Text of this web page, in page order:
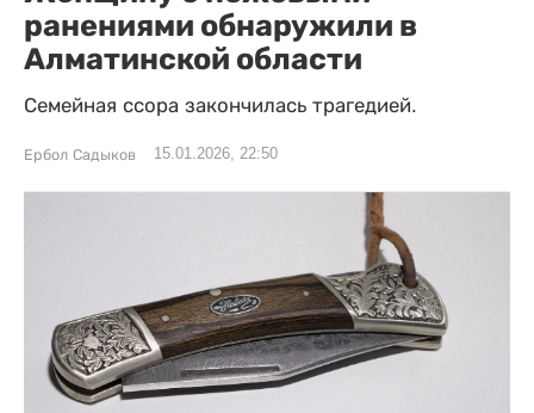
ранениями обнаружили в
Алматинской области
Семейная ссора закончилась трагедией.
Ербол Садыков 15.01.2026, 22:50